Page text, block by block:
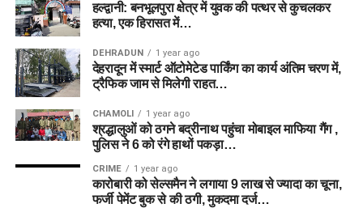
हल्द्वानी: बनभूलपुरा क्षेत्र में युवक की पत्थर से कुचलकर
हत्या, एक हिरासत में…
DEHRADUN 1 year ago
देहरादून में स्मार्ट ऑटोमेटेड पार्किंग का कार्य अंतिम चरण में,
ट्रैफिक जाम से मिलेगी राहत…
CHAMOLI 1 year ago
श्रद्धालुओं को ठगने बद्रीनाथ पहुंचा मोबाइल माफिया गैंग ,
पुलिस ने 6 को रंगे हाथों पकड़ा…
CRIME 1 year ago
कारोबारी को सेल्समैन ने लगाया 9 लाख से ज्यादा का चूना,
फर्जी पेमेंट बुक से की ठगी, मुकदमा दर्ज…